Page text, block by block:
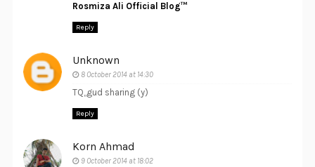
Rosmiza Ali Official Blog™
Reply
Unknown
8 October 2014 at 14:30
TQ,,gud sharing (y)
Reply
Korn Ahmad
9 October 2014 at 18:02